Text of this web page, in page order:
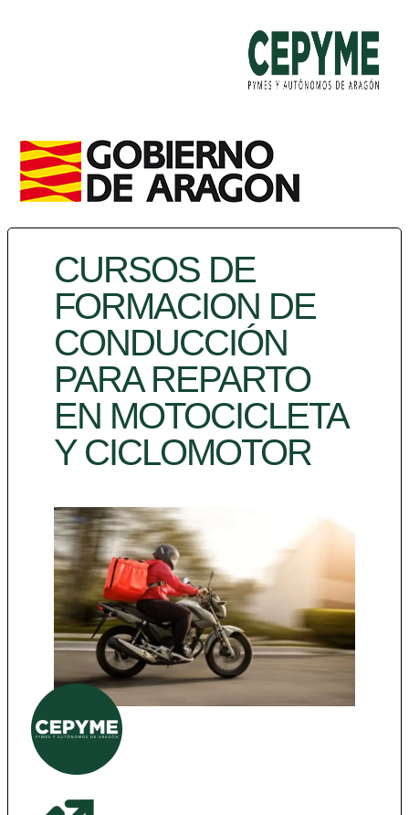
CURSOS DE
FORMACION DE
CONDUCCIÓN
PARA REPARTO
EN MOTOCICLETA
Y CICLOMOTOR